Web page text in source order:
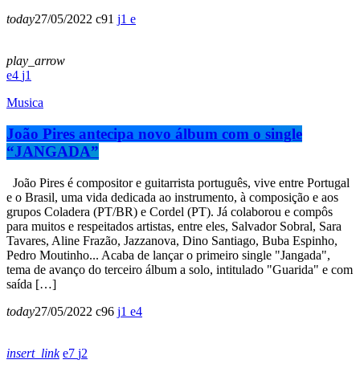
today27/05/2022 91 1
play_arrow
4 1
Musica
João Pires antecipa novo álbum com o single
“JANGADA”
João Pires é compositor e guitarrista português, vive entre Portugal
e o Brasil, uma vida dedicada ao instrumento, à composição e aos
grupos Coladera (PT/BR) e Cordel (PT). Já colaborou e compôs
para muitos e respeitados artistas, entre eles, Salvador Sobral, Sara
Tavares, Aline Frazão, Jazzanova, Dino Santiago, Buba Espinho,
Pedro Moutinho... Acaba de lançar o primeiro single "Jangada",
tema de avanço do terceiro álbum a solo, intitulado "Guarida" e com
saída […]
today27/05/2022 96 1 4
insert_link 7 2